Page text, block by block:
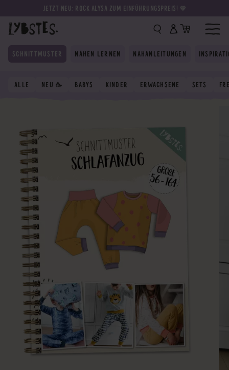
JETZT NEU: ROCK ALYSA ZUM EINFÜHRUNGSPREIS! 💛
SCHNITTMUSTER
ALLE NEU 🥳 BABYS KINDER ERWACHSENE SETS
NÄHEN LERNEN NÄHANLEITUNGEN